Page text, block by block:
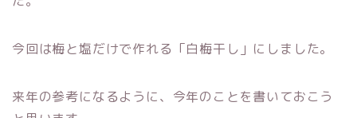
今回は梅と塩だけで作れる「白梅干し」にしました。
来年の参考になるように、今年のことを書いておこう